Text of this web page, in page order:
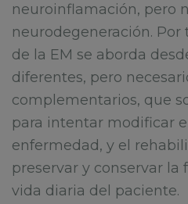
neuroinflamación, pero
neurodegeneración.
de la EM se aborda
diferentes, pero
complementarios, que
para intentar modificar
enfermedad, y el
preservar y conservar la
vida diaria del paciente.